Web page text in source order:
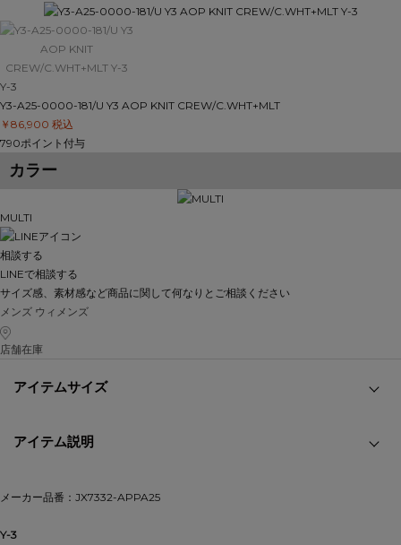
Y-3
Y3-A25-0000-181/U Y3 AOP KNIT CREW/C.WHT+MLT
￥86,900 税込
790ポイント付与
カラー
MULTI
相談する
LINEで相談する
サイズ感、素材感など商品に関して何なりとご相談ください
メンズ ウィメンズ
店舗在庫
アイテムサイズ
アイテム説明
メーカー品番：JX7332-APPA25
Y-3